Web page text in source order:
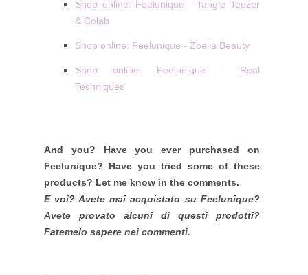
Shop online: Feelunique - Tangle Teezer
& Colab
Shop online: Feelunique - Zoella Beauty
Shop online: Feelunique - Real
Techniques
And you? Have you ever purchased on
Feelunique? Have you tried some of these
products? Let me know in the comments.
E voi? Avete mai acquistato su Feelunique?
Avete provato alcuni di questi prodotti?
Fatemelo sapere nei commenti.